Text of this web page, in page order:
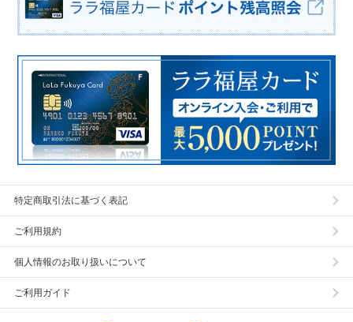
特定商取引法に基づく表記
ご利用規約
個人情報のお取り扱いについて
ご利用ガイド